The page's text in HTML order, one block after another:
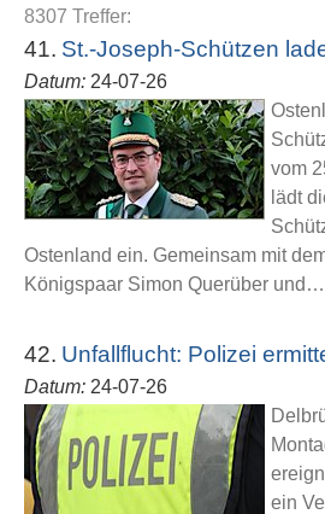
8307 Treffer:
41. St.-Joseph-Schützen
Datum: 24-07-26
vom
lädt
Ostenland ein. Gemeinsam mit
Königspaar Simon Querüber und…
42. Unfallflucht: Polizei
Datum: 24-07-26
ein